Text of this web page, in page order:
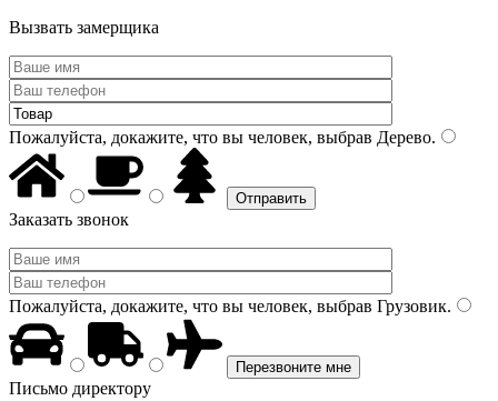
Вызвать замерщика
Пожалуйста, докажите, что вы человек, выбрав Дерево.
Заказать звонок
Пожалуйста, докажите, что вы человек, выбрав Грузовик.
Письмо директору